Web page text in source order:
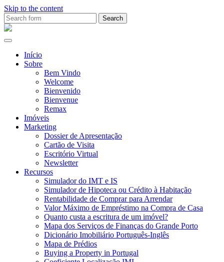
Skip to the content
Search
for:Ana
Início
Sobre
Bem Vindo
Welcome
Bienvenido
Bienvenue
Remax
Imóveis
Marketing
Dossier de Apresentação
Cartão de Visita
Escritório Virtual
Newsletter
Recursos
Simulador do IMT e IS
Simulador de Hipoteca ou Crédito à Habitação
Rentabilidade de Comprar para Arrendar
Valor Máximo de Empréstimo na Compra de Casa
Quanto custa a escritura de um imóvel?
Mapa dos Serviços de Finanças do Grande Porto
Dicionário Imobiliário Português-Inglês
Mapa de Prédios
Buying a Property in Portugal